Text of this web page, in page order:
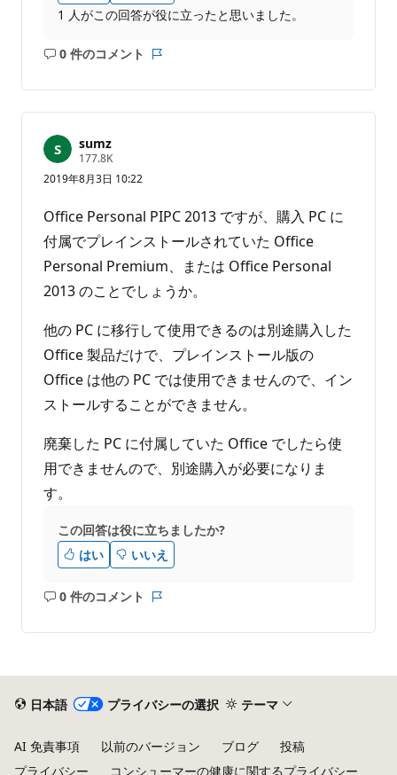
1 人がこの回答が役に立ったと思いました。
0 件のコメント
コ
ト
あ
り
せ
ト
sumz
177.8K評
の
イ
ン
ト
2019年8月3日 10:22
Office Personal PIPC 2013 ですが、購入 PC に
付属でプレインストールされていた Office
Personal Premium、または Office Personal
2013 のことでしょうか。
他の PC に移行して使用できるのは別途購入した
Office 製品だけで、プレインストール版の
Office は他の PC では使用できませんので、イン
ストールすることができません。
廃棄した PC に付属していた Office でしたら使
用できませんので、別途購入が必要になりま
す。
この回答は役に立ちましたか?
はい
いいえ
0 件のコメント
コ
は
あ
り
せ
日本語 プライバシーの選択 テーマ
AI 免責事項 以前のバージョン ブログ
投稿
プライバシー
コンシューマーの健康に関するプライバシー